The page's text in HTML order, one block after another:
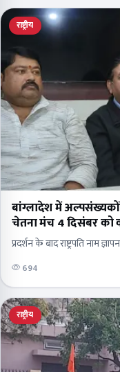
राष्ट्रीय
बांग्लादेश में अल्पसंख्यकों
चेतना मंच 4 दिसंबर को
प्रदर्शन के बाद राष्ट्रपति नाम
694
राष्ट्रीय